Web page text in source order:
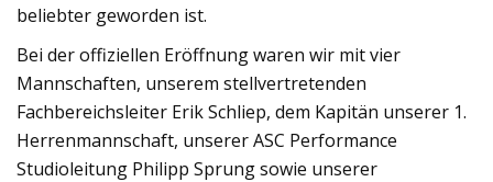
beliebter geworden ist.
Bei der offiziellen Eröffnung waren wir mit vier
Mannschaften, unserem stellvertretenden
Fachbereichsleiter Erik Schliep, dem Kapitän unserer 1.
Herrenmannschaft, unserer ASC Performance
Studioleitung Philipp Sprung sowie unserer